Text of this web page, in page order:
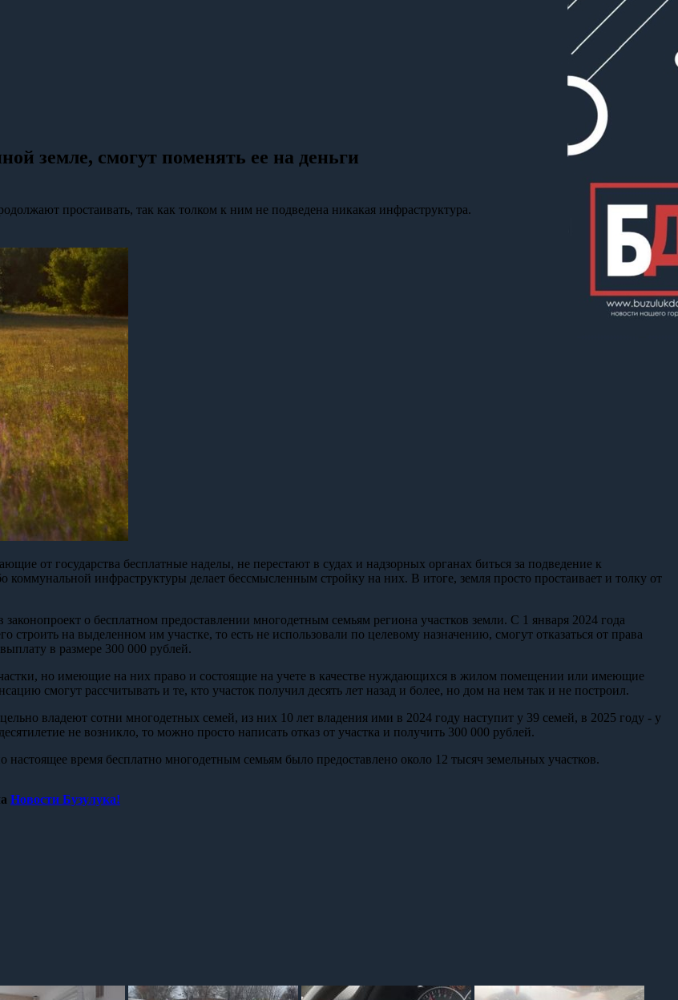
земле, смогут поменять ее на деньги
простаивать, так как толком к ним не подведена никакая инфраструктура.
от государства бесплатные наделы, не перестают в судах и надзорных органах биться за подведение к
инфраструктуры делает бессмысленным стройку на них. В итоге, земля просто простаивает и толку от
о бесплатном предоставлении многодетным семьям региона участков земли. С 1 января 2024 года
строить на выделенном им участке, то есть не использовали по целевому назначению, смогут отказаться от права
в размере 300 000 рублей.
но имеющие на них право и состоящие на учете в качестве нуждающихся в жилом помещении или имеющие
смогут рассчитывать и те, кто участок получил десять лет назад и более, но дом на нем так и не построил.
владеют сотни многодетных семей, из них 10 лет владения ими в 2024 году наступит у 39 семей, в 2025 году - у
не возникло, то можно просто написать отказ от участка и получить 300 000 рублей.
настоящее время бесплатно многодетным семьям было предоставлено около 12 тысяч земельных участков.
Новости Бузулука!